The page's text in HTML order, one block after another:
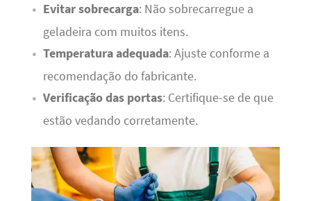
Evitar sobrecarga: Não sobrecarregue a
geladeira com muitos itens.
Temperatura adequada: Ajuste conforme a
recomendação do fabricante.
Verificação das portas: Certifique-se de que
estão vedando corretamente.